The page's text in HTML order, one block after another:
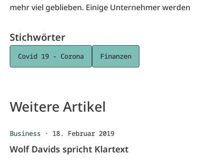
mehr viel geblieben. Einige Unternehmer werden
Stichwörter
Covid 19 - Corona Finanzen
Weitere Artikel
Business · 18. Februar 2019
Wolf Davids spricht Klartext